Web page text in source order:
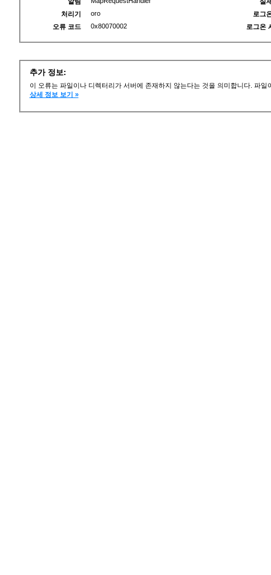
처리기
oro
오류 코드
0x80070002
로그
로그온
추가 정보:
이 오류는 파일이나 디렉터리가 서버에 존재하지 않는다는 것을 의미합니다. 파
상세 정보 보기 »